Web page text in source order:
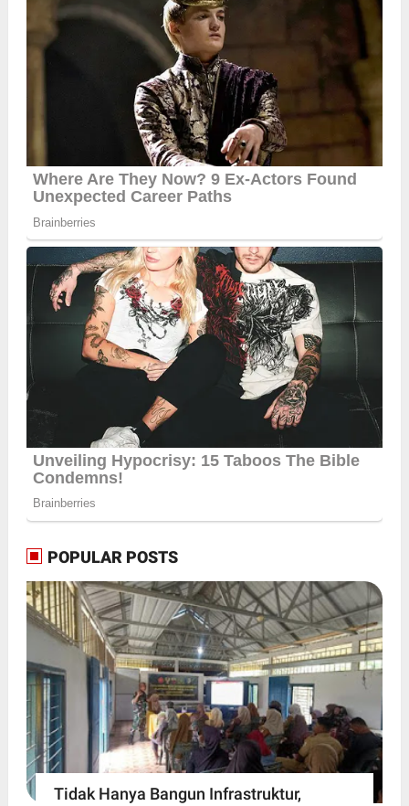
POPULAR POSTS
Tidak Hanya Bangun Infrastruktur,